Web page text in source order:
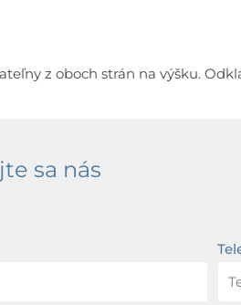
z oboch strán na výšku.
sa nás